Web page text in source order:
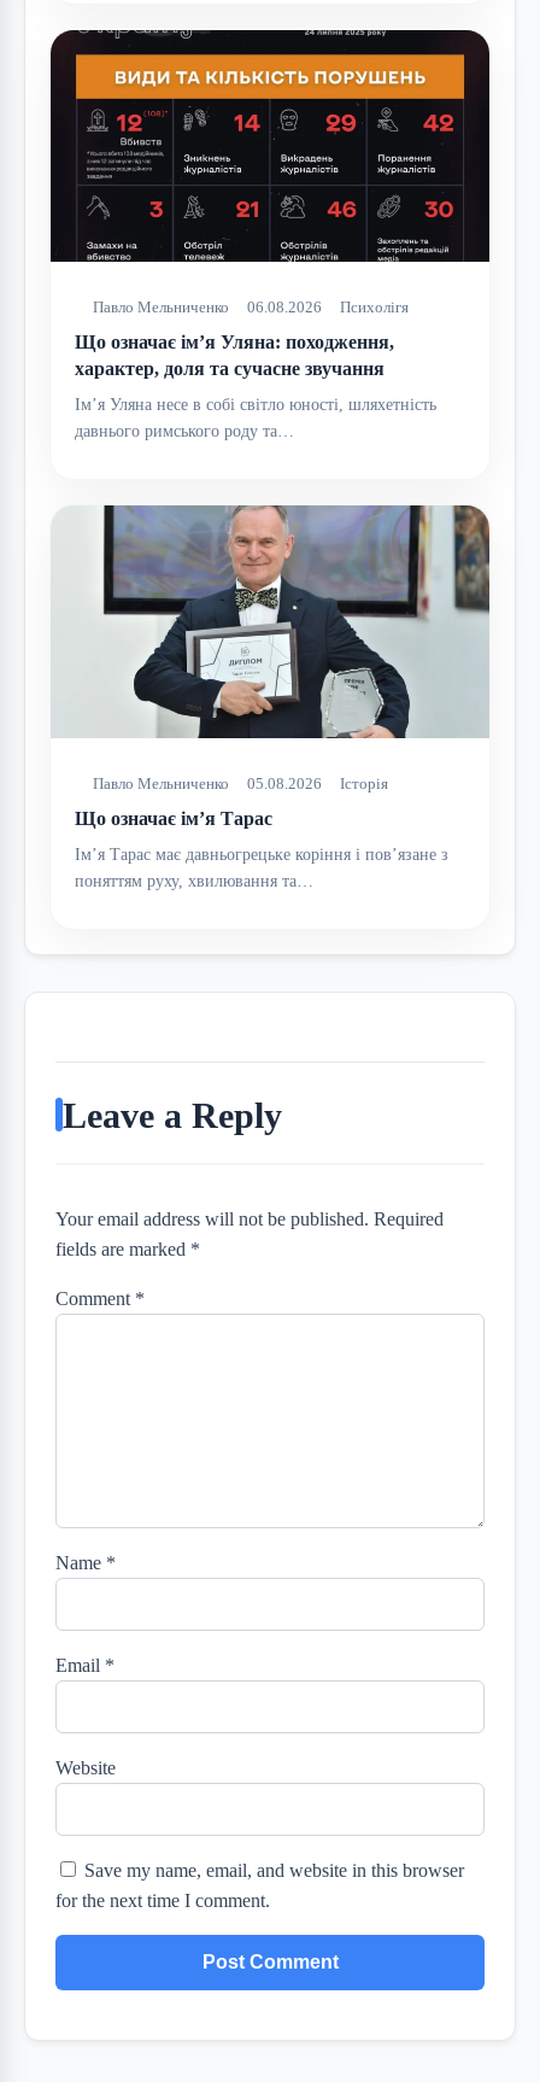
Павло Мельниченко 06.08.2026 Психолігя
Що означає ім’я Уляна: походження,
характер, доля та сучасне звучання
Ім’я Уляна несе в собі світло юності, шляхетність
давнього римського роду та…
Павло Мельниченко 05.08.2026 Історія
Що означає ім’я Тарас
Ім’я Тарас має давньогрецьке коріння і пов’язане з
поняттям руху, хвилювання та…
Leave a Reply
Your email address will not be published. Required
fields are marked *
Comment *
Name *
Email *
Website
Save my name, email, and website in this browser
for the next time I comment.